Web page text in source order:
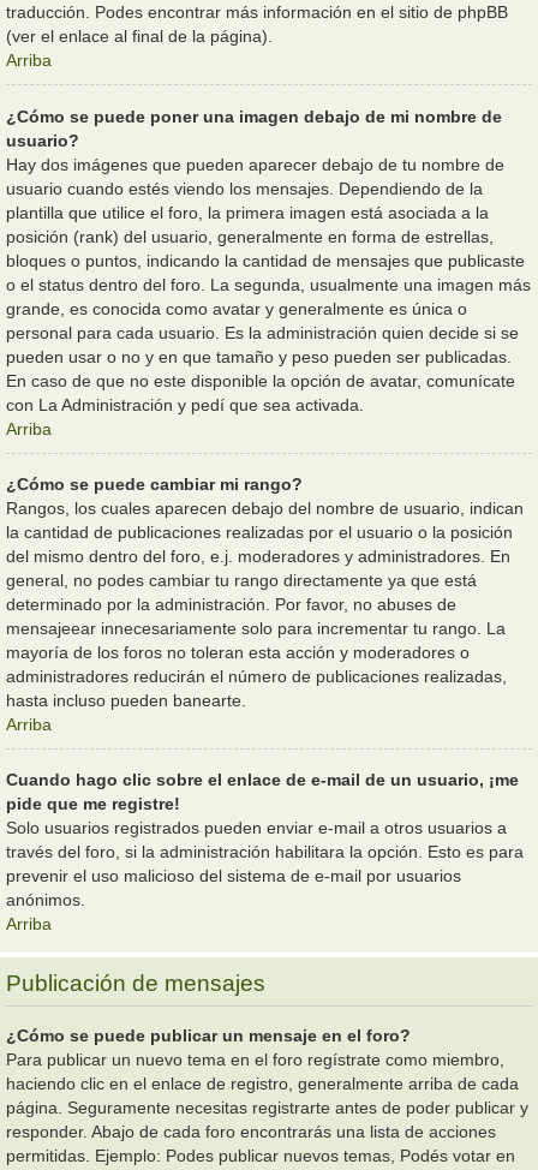
traducción. Podes encontrar más información en el sitio de phpBB
(ver el enlace al final de la página).
Arriba
¿Cómo se puede poner una imagen debajo de mi nombre de
usuario?
Hay dos imágenes que pueden aparecer debajo de tu nombre de
usuario cuando estés viendo los mensajes. Dependiendo de la
plantilla que utilice el foro, la primera imagen está asociada a la
posición (rank) del usuario, generalmente en forma de estrellas,
bloques o puntos, indicando la cantidad de mensajes que publicaste
o el status dentro del foro. La segunda, usualmente una imagen más
grande, es conocida como avatar y generalmente es única o
personal para cada usuario. Es la administración quien decide si se
pueden usar o no y en que tamaño y peso pueden ser publicadas.
En caso de que no este disponible la opción de avatar, comunícate
con La Administración y pedí que sea activada.
Arriba
¿Cómo se puede cambiar mi rango?
Rangos, los cuales aparecen debajo del nombre de usuario, indican
la cantidad de publicaciones realizadas por el usuario o la posición
del mismo dentro del foro, e.j. moderadores y administradores. En
general, no podes cambiar tu rango directamente ya que está
determinado por la administración. Por favor, no abuses de
mensajeear innecesariamente solo para incrementar tu rango. La
mayoría de los foros no toleran esta acción y moderadores o
administradores reducirán el número de publicaciones realizadas,
hasta incluso pueden banearte.
Arriba
Cuando hago clic sobre el enlace de e-mail de un usuario, ¡me
pide que me registre!
Solo usuarios registrados pueden enviar e-mail a otros usuarios a
través del foro, si la administración habilitara la opción. Esto es para
prevenir el uso malicioso del sistema de e-mail por usuarios
anónimos.
Arriba
Publicación de mensajes
¿Cómo se puede publicar un mensaje en el foro?
Para publicar un nuevo tema en el foro regístrate como miembro,
haciendo clic en el enlace de registro, generalmente arriba de cada
página. Seguramente necesitas registrarte antes de poder publicar y
responder. Abajo de cada foro encontrarás una lista de acciones
permitidas. Ejemplo: Podes publicar nuevos temas, Podés votar en